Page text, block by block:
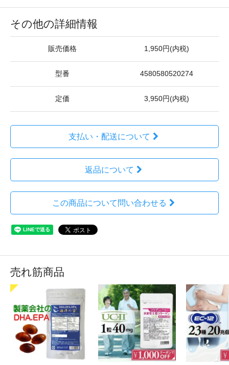
その他の詳細情報
販売価格 1,950円(内税)
型番 4580580520274
定価 3,950円(内税)
支払い・配送について
返品について
この商品について問い合わせる
売れ筋商品